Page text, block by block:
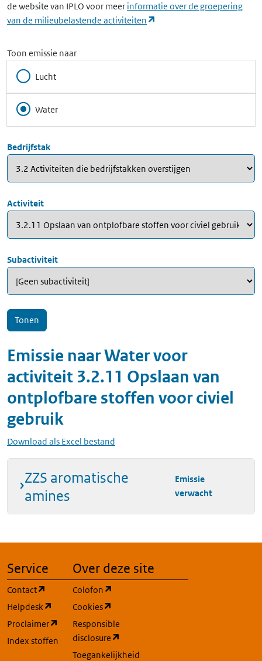
de website van IPLO voor meer informatie over de groepering
van de milieubelastende activiteiten
Toon emissie naar
Lucht
Water
Bedrijfstak
Activiteit
Subactiviteit
Emissie naarWatervoor
activiteit 3.2.11 Opslaan van
ontplofbare stoffen voor civiel
gebruik
Download als Excel bestand
ZZS aromatische
amines
Emissie
verwacht
Service
Contact
(opent in een nieuw tabblad)
Helpdesk
(opent in een nieuw tabblad)
Proclaimer
(opent in een nieuw tabblad)
Index stoffen
Over deze site
Colofon
Cookies
Responsible
disclosure
Toegankelijkheid